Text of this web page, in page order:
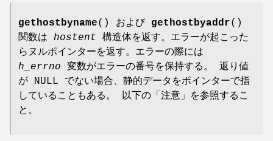
gethostbyname() および gethostbyaddr()
関数は hostent 構造体を返す。エラーが起こった
らヌルポインターを返す。エラーの際には
h_errno 変数がエラーの番号を保持する。 返り値
が NULL でない場合、静的データをポインターで指
していることもある。 以下の「注意」を参照するこ
と。